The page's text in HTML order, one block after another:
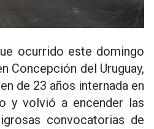
Concepción del Uruguay,
de 23 años internada en
y volvió a encender las
convocatorias de